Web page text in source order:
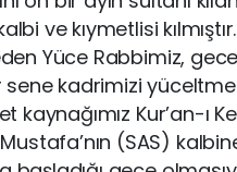
ve kıymetlisi
Yüce Rabbimiz,
kadrimizi
kaynağımız Kur’an-ı
(SAS)